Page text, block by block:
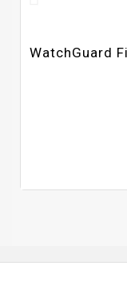
WatchGuard